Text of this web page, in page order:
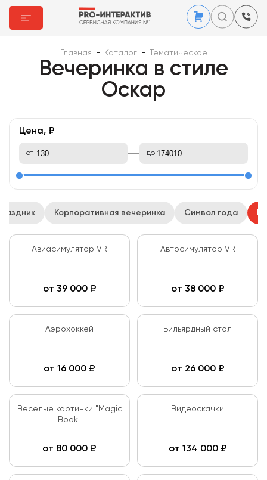
Главная - Каталог - Тематическое
Вечеринка в стиле
Оскар
Цена, ₽
от до
Корпоративная вечеринка Символ года
Авиасимулятор VR
от 39 000₽
Автосимулятор VR
от 38 000₽
Аэрохоккей
от 16 000 ₽
Бильярдный стол
от 26 000₽
Веселые картинки "Magic
Book"
от 80 000 ₽
Видеоскачки
от 134 000₽